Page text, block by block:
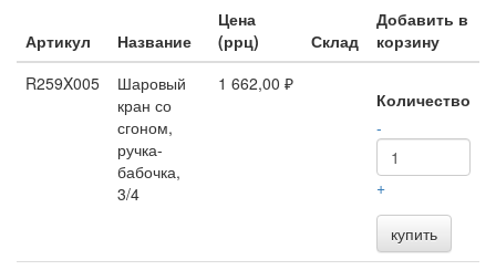
Артикул Название
Цена
(ррц)
Склад
Добавить в
корзину
R259X005
Шаровый
кран со
сгоном,
ручка-
бабочка,
3/4
1 662,00 ₽
Количество
-
+
купить